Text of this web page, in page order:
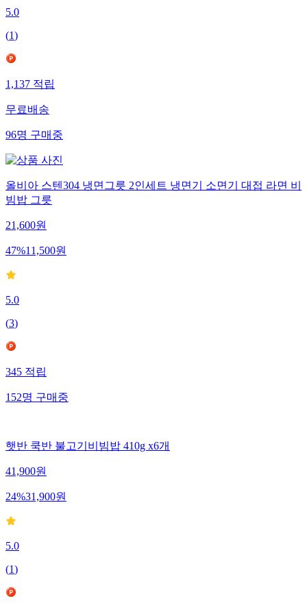
5.0
(1)
1,137적립
무료배송
96명구매중
올비아 스텐304 냉면그릇 2인세트 냉면기 소면기 대접 라면 비
빔밥 그릇
21,600원
47%11,500원
5.0
(3)
345적립
152명구매중
햇반 쿡반 불고기비빔밥 410g x6개
41,900원
24%31,900원
5.0
(1)